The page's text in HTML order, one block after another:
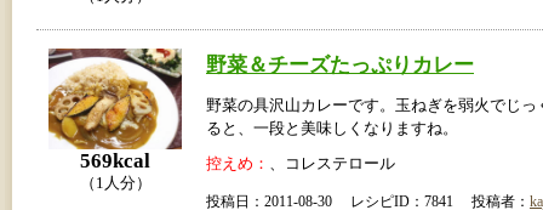
569kcal
（1人分）
野菜＆チーズたっぷりカレー
野菜の具沢山カレーです。玉ねぎを弱火でじっ
ると、一段と美味しくなりますね。
控えめ： 、コレステロール
投稿日：2011-08-30 レシピID：7841 投稿者：